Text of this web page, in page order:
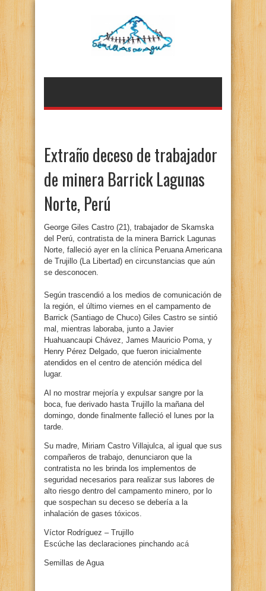
Extraño deceso de trabajador
de minera Barrick Lagunas
Norte, Perú
George Giles Castro (21), trabajador de Skamska
del Perú, contratista de la minera Barrick Lagunas
Norte, falleció ayer en la clínica Peruana Americana
de Trujillo (La Libertad) en circunstancias que aún
se desconocen.
Según trascendió a los medios de comunicación de
la región, el último viernes en el campamento de
Barrick (Santiago de Chuco) Giles Castro se sintió
mal, mientras laboraba, junto a Javier
Huahuancaupi Chávez, James Mauricio Poma, y
Henry Pérez Delgado, que fueron inicialmente
atendidos en el centro de atención médica del
lugar.
Al no mostrar mejoría y expulsar sangre por la
boca, fue derivado hasta Trujillo la mañana del
domingo, donde finalmente falleció el lunes por la
tarde.
Su madre, Miriam Castro Villajulca, al igual que sus
compañeros de trabajo, denunciaron que la
contratista no les brinda los implementos de
seguridad necesarios para realizar sus labores de
alto riesgo dentro del campamento minero, por lo
que sospechan su deceso se debería a la
inhalación de gases tóxicos.
Víctor Rodríguez – Trujillo
Escúche las declaraciones pinchando acá
Semillas de Agua